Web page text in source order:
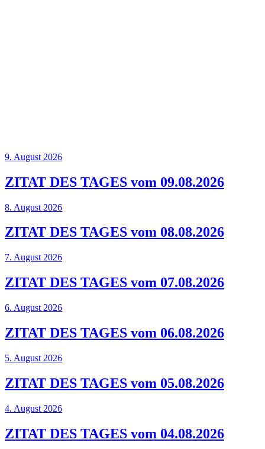
9. August 2026
ZITAT DES TAGES vom 09.08.2026
8. August 2026
ZITAT DES TAGES vom 08.08.2026
7. August 2026
ZITAT DES TAGES vom 07.08.2026
6. August 2026
ZITAT DES TAGES vom 06.08.2026
5. August 2026
ZITAT DES TAGES vom 05.08.2026
4. August 2026
ZITAT DES TAGES vom 04.08.2026